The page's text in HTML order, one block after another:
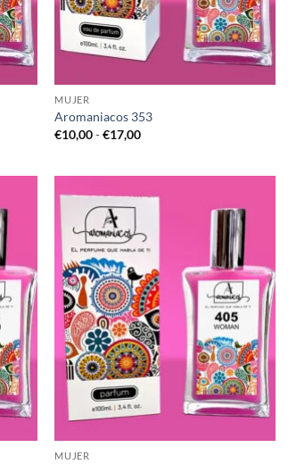
MUJER
Aromaniacos 353
€10,00 - €17,00Rango
hasta
MUJER